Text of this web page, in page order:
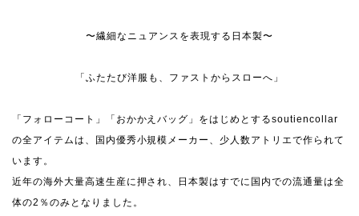
〜繊細なニュアンスを表現する日本製〜
「ふたたび洋服も、ファストからスローへ」
「フォローコート」「おかかえバッグ」をはじめとするsoutiencollar
の全アイテムは、国内優秀小規模メーカー、少人数アトリエで作られて
います。
近年の海外大量高速生産に押され、日本製はすでに国内での流通量は全
体の2％のみとなりました。